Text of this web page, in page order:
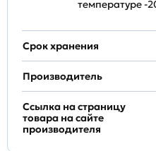
температуре -
Срок хранения
Производитель
Ссылка на страницу
товара на сайте
производителя